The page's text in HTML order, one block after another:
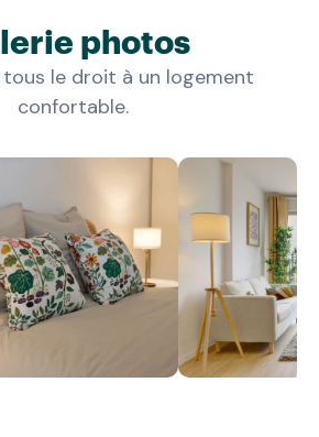
photos
tous le droit à un logement
confortable.